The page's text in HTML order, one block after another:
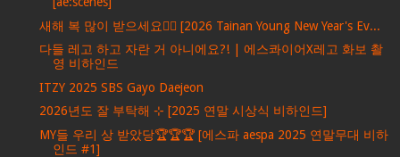
새해 복 많이 받으세요🙇‍♀️ [2026 Tainan Young New Year's Ev...
다들 레고 하고 자란 거 아니에요?! | 에스콰이어X레고 화보 촬
영 비하인드
ITZY 2025 SBS Gayo Daejeon
2026년도 잘 부탁해 ⊹ ࣪[2025 연말 시상식 비하인드]
MY들 우리 상 받았당🏆🏆🏆 [에스파 aespa 2025 연말무대 비하
인드 #1]